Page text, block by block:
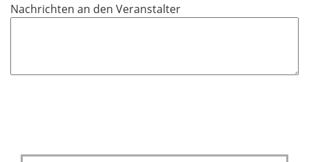
h
Nachrichten an den Veranstalter